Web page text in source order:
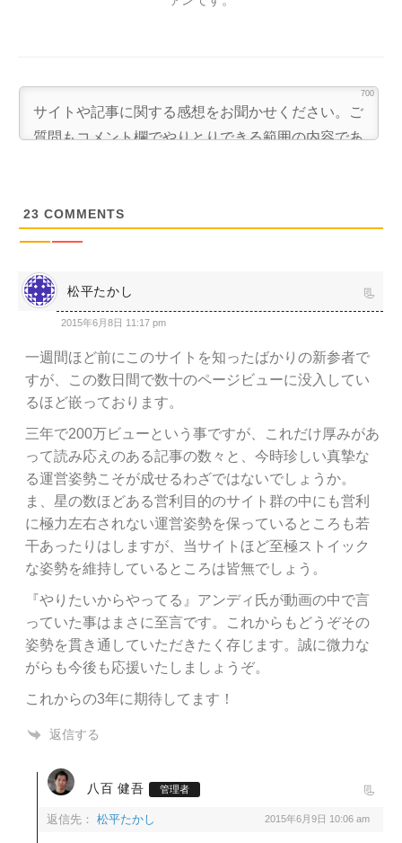
700
23 COMMENTS
松平たかし
2015年6月8日 11:17 pm
一週間ほど前にこのサイトを知ったばかりの新参者で
すが、この数日間で数十のページビューに没入してい
るほど嵌っております。
三年で200万ビューという事ですが、これだけ厚みがあ
って読み応えのある記事の数々と、今時珍しい真摯な
る運営姿勢こそが成せるわざではないでしょうか。
ま、星の数ほどある営利目的のサイト群の中にも営利
に極力左右されない運営姿勢を保っているところも若
干あったりはしますが、当サイトほど至極ストイック
な姿勢を維持しているところは皆無でしょう。
『やりたいからやってる』アンディ氏が動画の中で言
っていた事はまさに至言です。これからもどうぞその
姿勢を貫き通していただきたく存じます。誠に微力な
がらも今後も応援いたしましょうぞ。
これからの3年に期待してます！
返信する
八百 健吾 管理者
返信先： 松平たかし 2015年6月9日 10:06 am